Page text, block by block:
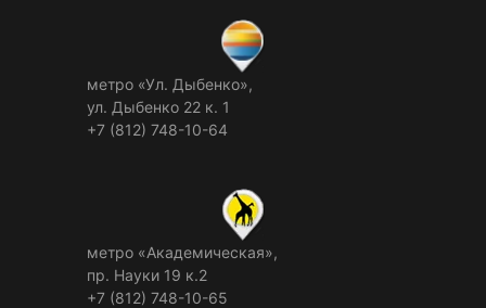
метро «Ул. Дыбенко»,
ул. Дыбенко 22 к. 1
+7 (812) 748-10-64
метро «Академическая»,
пр. Науки 19 к.2
+7 (812) 748-10-65